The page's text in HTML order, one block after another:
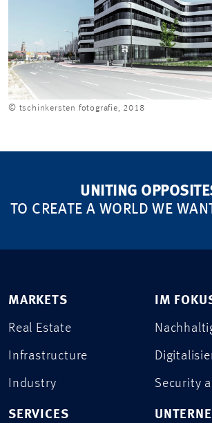
© tschinkersten fotografie, 2018
UNITING
TO CREATE A WORLD WE
MARKETS
Real Estate
Infrastructure
Industry
SERVICES
IM
Security